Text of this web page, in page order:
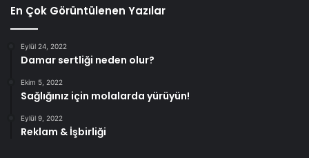
En Çok Görüntülenen Yazılar
Eylül 24, 2022
Damar sertliği neden olur?
Ekim 5, 2022
Sağlığınız için molalarda yürüyün!
Eylül 9, 2022
Reklam & İşbirliği